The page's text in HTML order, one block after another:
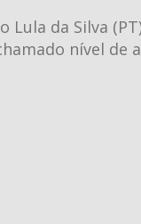
Lula da Silva
nível de